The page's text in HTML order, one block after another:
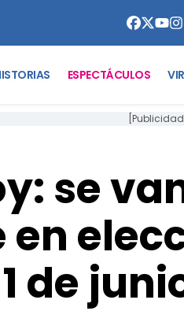
ESPECTÁCULOS
[Publicidad]
se
de